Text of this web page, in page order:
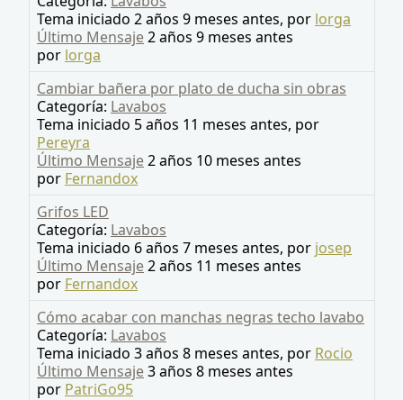
Tema iniciado 2 años 9 meses antes, por lorga
Último Mensaje2 años 9 meses antes
por lorga
Cambiar bañera por plato de ducha sin obras
Categoría: Lavabos
Tema iniciado 5 años 11 meses antes, por
Pereyra
Último Mensaje2 años 10 meses antes
por Fernandox
Grifos LED
Categoría: Lavabos
Tema iniciado 6 años 7 meses antes, por josep
Último Mensaje2 años 11 meses antes
por Fernandox
Cómo acabar con manchas negras techo lavabo
Categoría: Lavabos
Tema iniciado 3 años 8 meses antes, por Rocio
Último Mensaje3 años 8 meses antes
por PatriGo95